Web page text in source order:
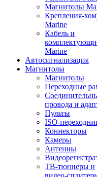
Магнитолы
Крепления-
Marine
Кабель и
Marine
Автосигнализация
Магнитолы
Магнитолы
Переходные
провода и
Пульты
ISO-
Коннекторы
Камеры
Антенны
ТВ-тюннеры и
видео-